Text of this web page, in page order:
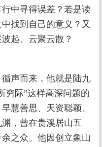
中寻得误差？若是读
找到自己的意义？又
起、云聚云散？
声而来，他就是陆九
穷际”这样高深问题的
慧善思、天资聪颖、
，曾在贵溪居山五
之众。他因创立象山